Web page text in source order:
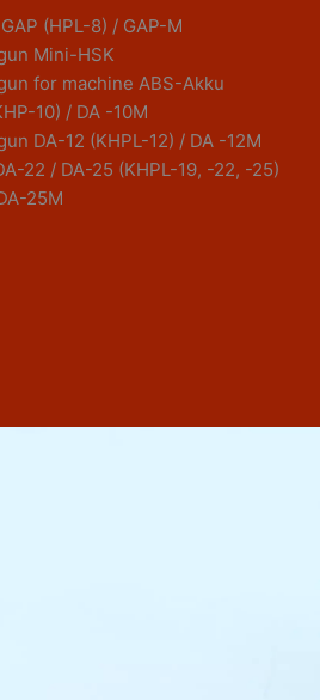
(HPL-8) / GAP-M
Mini-HSK
for machine ABS-Akku
10) / DA -10M
DA-12 (KHPL-12) / DA -12M
22 / DA-25 (KHPL-19, -22, -25)
25M